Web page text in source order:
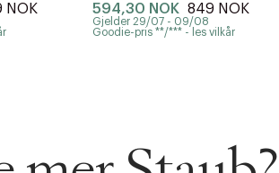
NOK
Eukalyptus, Støbejern
594,30 NOK 849 NOK
Gjelder 29/07 - 09/08
Goodie-pris **/*** - les vilkår